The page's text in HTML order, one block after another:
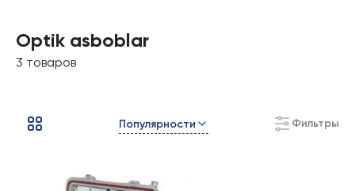
Optik asboblar
3 товаров
Популярности Фильтры